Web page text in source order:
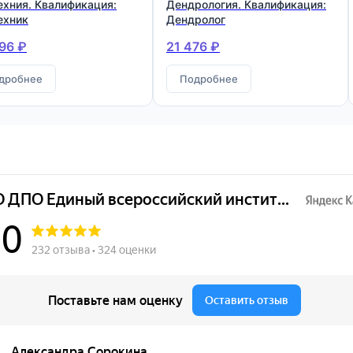
Квалификация:
₽
Дендрология. Квалификация:
Дендролог
21 476 ₽
Подробнее